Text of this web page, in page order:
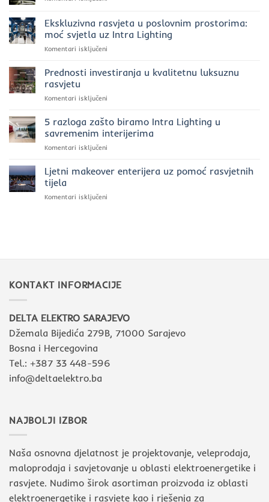
IN,
a
za
Ekskluzivna rasvjeta u poslovnim prostorima:
moć svjetla uz Intra Lighting
Komentari isključeni
rasvjeta
svjetla
uz
Prednosti investiranja u kvalitetnu luksuznu
rasvjetu
Komentari isključeni
investiranja
kvalitetnu
5 razloga zašto biramo Intra Lighting u
savremenim interijerima
Komentari isključeni
razloga
Ljetni makeover enterijera uz pomoć rasvjetnih
tijela
Komentari isključeni
KONTAKT INFORMACIJE
DELTA ELEKTRO SARAJEVO
Džemala Bijedića 279B, 71000 Sarajevo
Bosna i Hercegovina
Tel.: +387 33 448-596
info@deltaelektro.ba
NAJBOLJI IZBOR
Naša osnovna djelatnost je projektovanje, veleprodaja,
maloprodaja i savjetovanje u oblasti elektroenergetike i
rasvjete. Nudimo širok asortiman proizvoda iz oblasti
elektroenergetike i rasvjete kao i rješenja za